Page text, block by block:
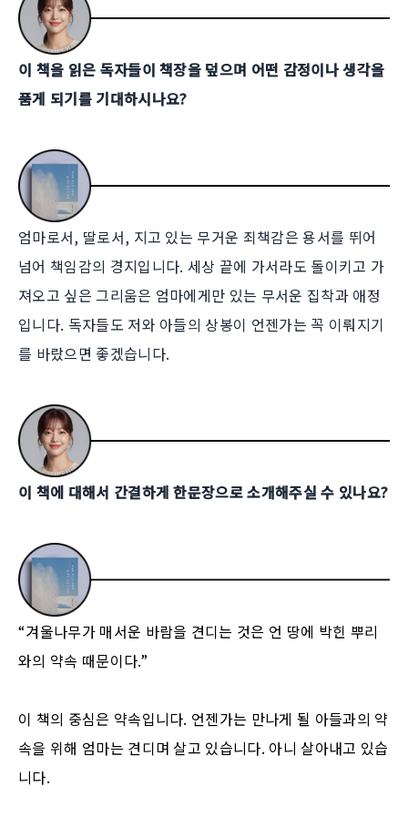
이 책을 읽은 독자들이 책장을 덮으며 어떤 감정이나 생각을
품게 되기를 기대하시나요?
엄마로서, 딸로서, 지고 있는 무거운 죄책감은 용서를 뛰어
넘어 책임감의 경지입니다. 세상 끝에 가서라도 돌이키고 가
져오고 싶은 그리움은 엄마에게만 있는 무서운 집착과 애정
입니다. 독자들도 저와 아들의 상봉이 언젠가는 꼭 이뤄지기
를 바랐으면 좋겠습니다.
이 책에 대해서 간결하게 한문장으로 소개해주실 수 있나요?
“겨울나무가 매서운 바람을 견디는 것은 언 땅에 박힌 뿌리
와의 약속 때문이다.”
이 책의 중심은 약속입니다. 언젠가는 만나게 될 아들과의 약
속을 위해 엄마는 견디며 살고 있습니다. 아니 살아내고 있습
니다.